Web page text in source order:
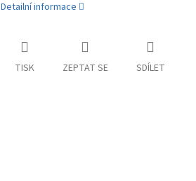
Detailní informace
TISK ZEPTAT SE SDÍLET